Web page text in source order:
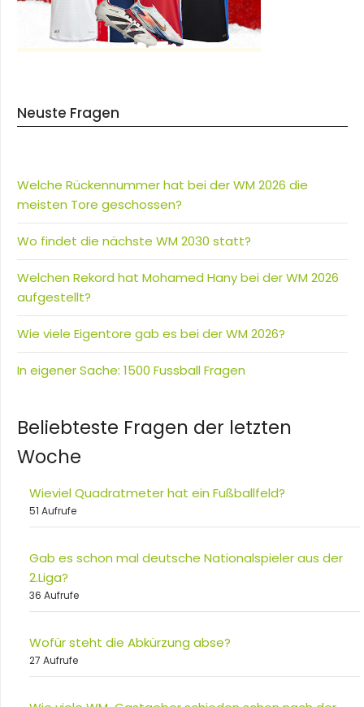
Neuste Fragen
Welche Rückennummer hat bei der WM 2026 die
meisten Tore geschossen?
Wo findet die nächste WM 2030 statt?
Welchen Rekord hat Mohamed Hany bei der WM 2026
aufgestellt?
Wie viele Eigentore gab es bei der WM 2026?
In eigener Sache: 1500 Fussball Fragen
Beliebteste Fragen der letzten
Woche
Wieviel Quadratmeter hat ein Fußballfeld?
51 Aufrufe
Gab es schon mal deutsche Nationalspieler aus der
2.Liga?
36 Aufrufe
Wofür steht die Abkürzung abse?
27 Aufrufe